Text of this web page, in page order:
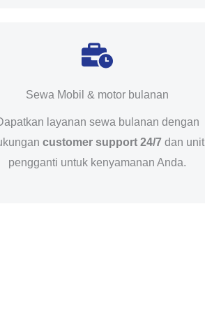
Sewa Mobil & motor bulanan
layanan sewa bulanan dengan
customer support 24/7 dan unit
pengganti untuk kenyamanan Anda.